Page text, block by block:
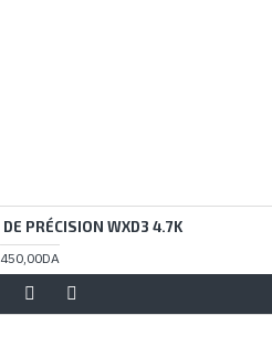
PRÉCISION WXD3 4.7K
450,00DA